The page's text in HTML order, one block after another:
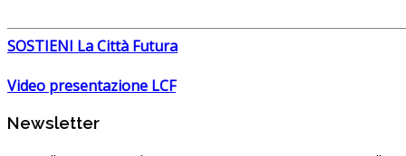
SOSTIENI La Città Futura
Video presentazione LCF
Newsletter